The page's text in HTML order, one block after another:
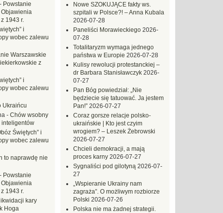
Nowe SZOKUJĄCE fakty ws.
szpitali w Polsce?! – Anna Kubala
2026-07-28
Paneliści Morawieckiego 2026-
07-28
Totalitaryzm wymaga jednego
państwa w Europie 2026-07-28
Kulisy rewolucji protestanckiej –
dr Barbara Stanisławczyk 2026-
07-27
Pan Bóg powiedział: „Nie
będziecie się tatuować. Ja jestem
Pan!” 2026-07-27
Coraz gorsze relacje polsko-
ukraińskie | Kto jest czyim
wrogiem? – Leszek Żebrowski
2026-07-27
Chcieli demokracji, a mają
proces karny 2026-07-27
Sygnaliści pod gilotyną 2026-07-
27
„Wspieranie Ukrainy nam
zagraża”. O możliwym rozbiorze
Polski 2026-07-26
Polska nie ma żadnej strategii.
Powstanie
1943 r.
i
wobec zalewu
Warszawskie
z
i
wobec zalewu
Ukraińcu
- Chów wsobny
inteligentów
Świętych” i
wobec zalewu
to naprawdę nie
Powstanie
1943 r.
kary
Hoga